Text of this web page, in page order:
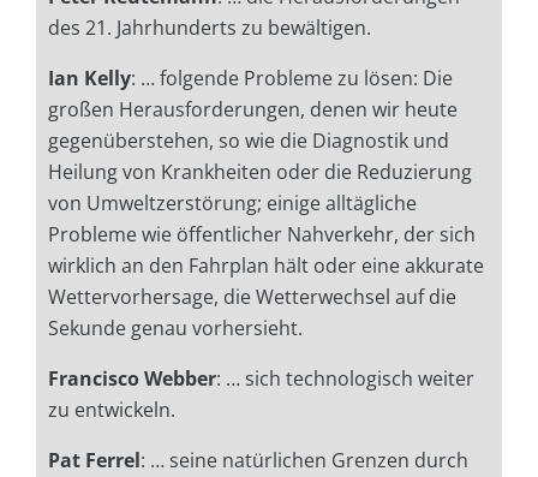
des 21. Jahrhunderts zu bewältigen.
Ian Kelly: … folgende Probleme zu lösen: Die
großen Herausforderungen, denen wir heute
gegenüberstehen, so wie die Diagnostik und
Heilung von Krankheiten oder die Reduzierung
von Umweltzerstörung; einige alltägliche
Probleme wie öffentlicher Nahverkehr, der sich
wirklich an den Fahrplan hält oder eine akkurate
Wettervorhersage, die Wetterwechsel auf die
Sekunde genau vorhersieht.
Francisco Webber: … sich technologisch weiter
zu entwickeln.
Pat Ferrel: … seine natürlichen Grenzen durch